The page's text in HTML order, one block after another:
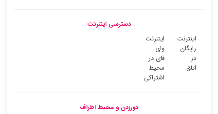
دسترسی اینترنت
اینترنت
رایگان
در
اتاق
اینترنت
وای
فای در
محیط
اشتراکی
دورزدن و محیط اطراف